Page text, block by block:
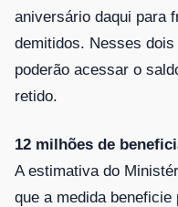
aniversário daqui para
demitidos. Nesses
poderão acessar o
retido.
12 milhões de
A estimativa do
que a medida